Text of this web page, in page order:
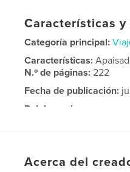
Características y
Categoría principal:
Características:
N.º de páginas:222
Fecha de publicación:
Palabras clave
Acerca del